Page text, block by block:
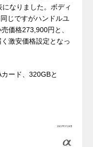
なりました。ボディ
じですがハンドルユ
価格273,900円と、
激安価格設定となっ
ード、320GBと